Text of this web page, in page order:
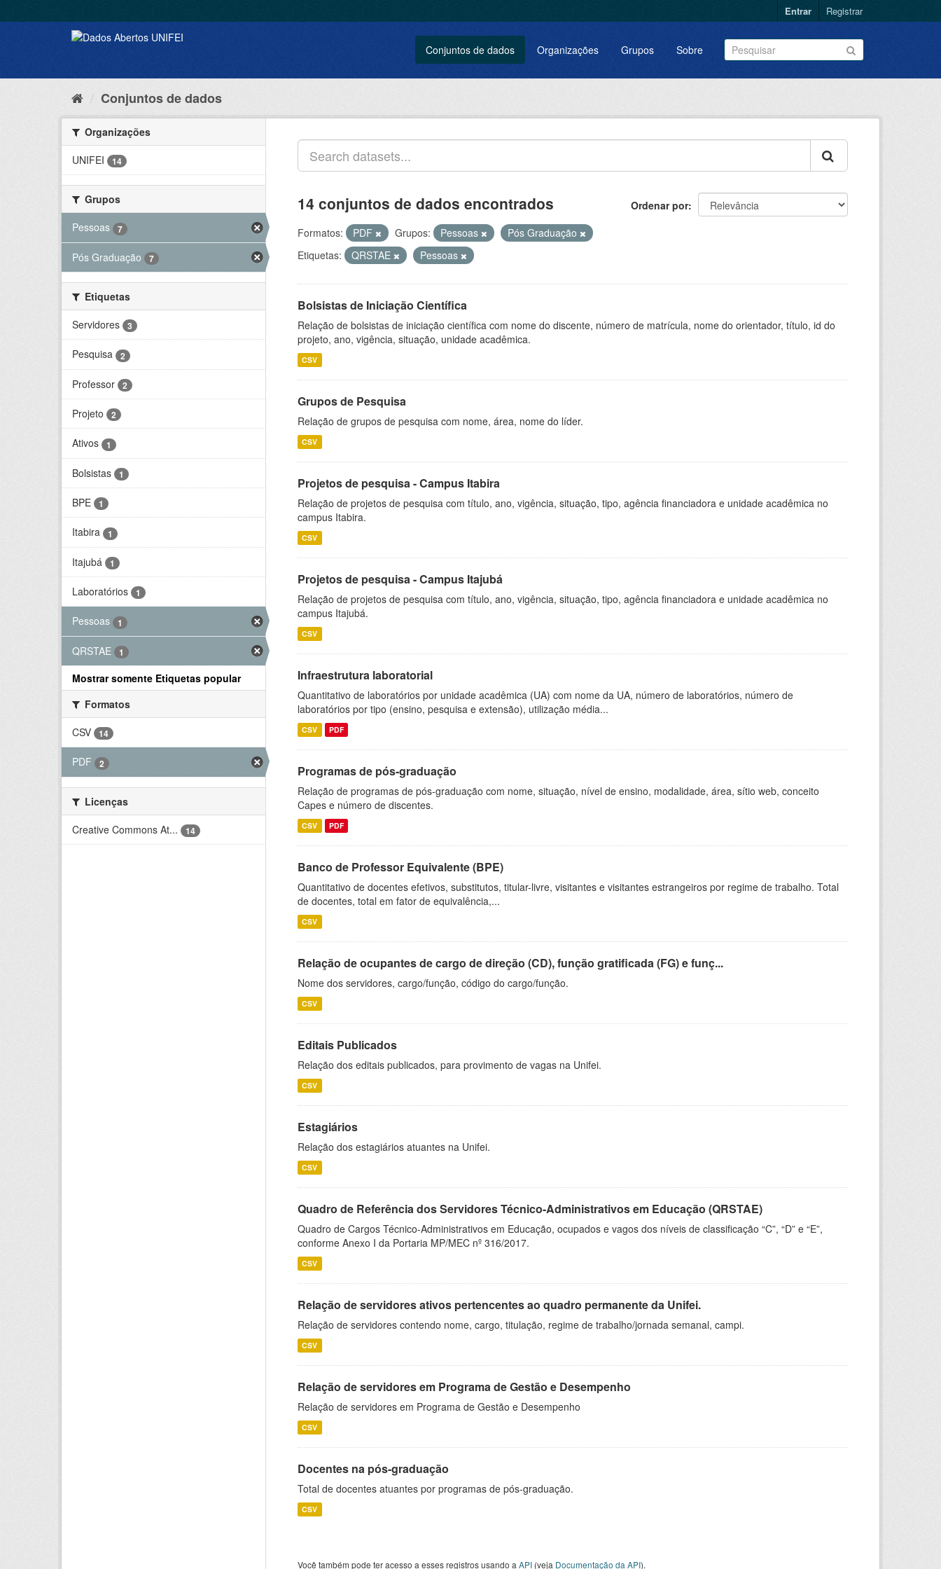
Entrar Registrar
Conjuntos de dados Organizações Grupos Sobre
Conjuntos de dados
Organizações
UNIFEI
14
Grupos
Pessoas
7
Pós Graduação 7
Etiquetas
Servidores
3
Pesquisa 2
Professor 2
Projeto 2
Ativos 1
Bolsistas 1
BPE 1
Itabira 1
Itajubá 1
Laboratórios 1
Pessoas 1
QRSTAE 1
Mostrar somente Etiquetas popular
Formatos
CSV
14
PDF 2
Licenças
Creative Commons At...
14
Ordenar por
14 conjuntos de dados encontrados
Formatos: PDF Grupos: Pessoas
Pós Graduação
Etiquetas:
QRSTAE Pessoas
Bolsistas de Iniciação Científica
Relação de bolsistas de iniciação científica com nome do discente, número de matrícula, nome do orientador, título, id do
projeto, ano, vigência, situação, unidade acadêmica.
CSV
Grupos de Pesquisa
Relação de grupos de pesquisa com nome, área, nome do líder.
CSV
Projetos de pesquisa - Campus Itabira
Relação de projetos de pesquisa com título, ano, vigência, situação, tipo, agência financiadora e unidade acadêmica no
campus Itabira.
CSV
Projetos de pesquisa - Campus Itajubá
Relação de projetos de pesquisa com título, ano, vigência, situação, tipo, agência financiadora e unidade acadêmica no
campus Itajubá.
CSV
Infraestrutura laboratorial
Quantitativo de laboratórios por unidade acadêmica (UA) com nome da UA, número de laboratórios, número de
laboratórios por tipo (ensino, pesquisa e extensão), utilização média...
CSV PDF
Programas de pós-graduação
Relação de programas de pós-graduação com nome, situação, nível de ensino, modalidade, área, sítio web, conceito
Capes e número de discentes.
CSV PDF
Banco de Professor Equivalente (BPE)
Quantitativo de docentes efetivos, substitutos, titular-livre, visitantes e visitantes estrangeiros por regime de trabalho. Total
de docentes, total em fator de equivalência,...
CSV
Relação de ocupantes de cargo de direção (CD), função gratificada (FG) e funç...
Nome dos servidores, cargo/função, código do cargo/função.
CSV
Editais Publicados
Relação dos editais publicados, para provimento de vagas na Unifei.
CSV
Estagiários
Relação dos estagiários atuantes na Unifei.
CSV
Quadro de Referência dos Servidores Técnico-Administrativos em Educação (QRSTAE)
Quadro de Cargos Técnico-Administrativos em Educação, ocupados e vagos dos níveis de classificação “C”, “D” e “E”,
conforme Anexo I da Portaria MP/MEC nº 316/2017.
CSV
Relação de servidores ativos pertencentes ao quadro permanente da Unifei.
Relação de servidores contendo nome, cargo, titulação, regime de trabalho/jornada semanal, campi.
CSV
Relação de servidores em Programa de Gestão e Desempenho
Relação de servidores em Programa de Gestão e Desempenho
CSV
Docentes na pós-graduação
Total de docentes atuantes por programas de pós-graduação.
CSV
Você também pode ter acesso a esses registros usando a API (veja Documentação da API).